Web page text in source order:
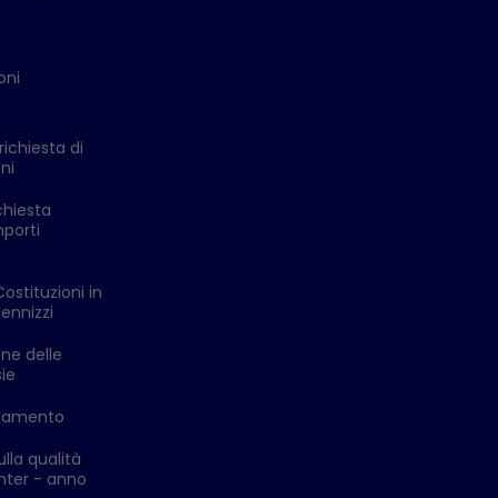
di
in
delle
qualità
- anno